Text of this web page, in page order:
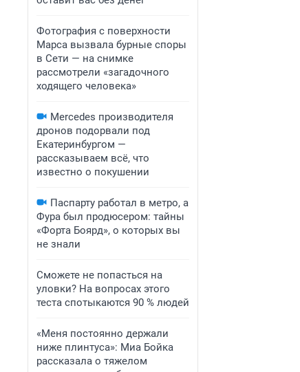
Фотография с поверхности
Марса вызвала бурные споры
в Сети — на снимке
рассмотрели «загадочного
ходящего человека»
Mercedes производителя
дронов подорвали под
Екатеринбургом —
рассказываем всё, что
известно о покушении
Паспарту работал в метро, а
Фура был продюсером: тайны
«Форта Боярд», о которых вы
не знали
Сможете не попасться на
уловки? На вопросах этого
теста спотыкаются 90 % людей
«Меня постоянно держали
ниже плинтуса»: Миа Бойка
рассказала о тяжелом